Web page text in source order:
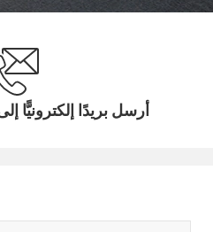
أرسل بريدًا إلكترونيًّا